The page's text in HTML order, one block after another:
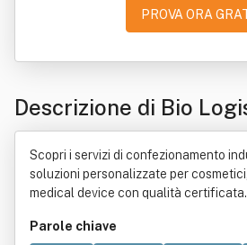
PROVA ORA
Descrizione di Bio
Scopri i servizi di confezionamento
soluzioni personalizzate per
medical device con qualità certificata.
Parole chiave